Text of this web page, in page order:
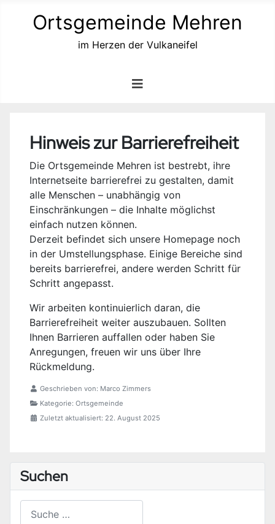
Ortsgemeinde Mehren
im Herzen der Vulkaneifel
Hinweis zur Barrierefreiheit
Die Ortsgemeinde Mehren ist bestrebt, ihre
Internetseite barrierefrei zu gestalten, damit
alle Menschen – unabhängig von
Einschränkungen – die Inhalte möglichst
einfach nutzen können.
Derzeit befindet sich unsere Homepage noch
in der Umstellungsphase. Einige Bereiche sind
bereits barrierefrei, andere werden Schritt für
Schritt angepasst.
Wir arbeiten kontinuierlich daran, die
Barrierefreiheit weiter auszubauen. Sollten
Ihnen Barrieren auffallen oder haben Sie
Anregungen, freuen wir uns über Ihre
Rückmeldung.
Geschrieben von: Marco Zimmers
Kategorie: Ortsgemeinde
Zuletzt aktualisiert: 22. August 2025
Suchen